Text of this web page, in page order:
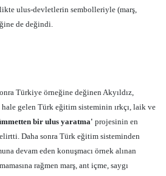
ulus-devletlerin sembolleriyle (marş,
de değindi.
Türkiye örneğine değinen Akyıldız,
gelen Türk eğitim sisteminin ırkçı, laik ve
bir ulus yaratma' projesinin en
Daha sonra Türk eğitim sisteminden
devam eden konuşmacı örnek alınan
rağmen marş, ant içme, saygı